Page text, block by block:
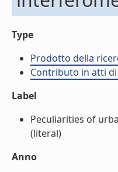
Type
Prodotto della
Contributo in atti
Label
Peculiarities of
(literal)
Anno